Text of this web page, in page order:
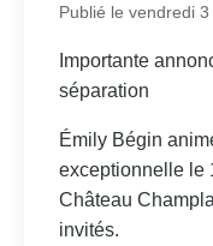
Publié le vendredi
Importante
séparation
Émily Bégin
exceptionnelle le
Château
invités.